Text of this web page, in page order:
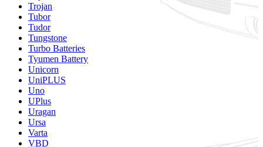
Trojan
Tubor
Tudor
Tungstone
Turbo Batteries
Tyumen Battery
Unicorn
UniPLUS
Uno
UPlus
Uragan
Ursa
Varta
VBD